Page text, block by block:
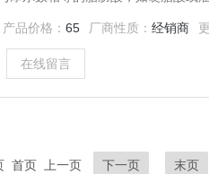
产品价格： 65 厂商性质： 经销商
在线留言
首页 上一页 下一页 末页